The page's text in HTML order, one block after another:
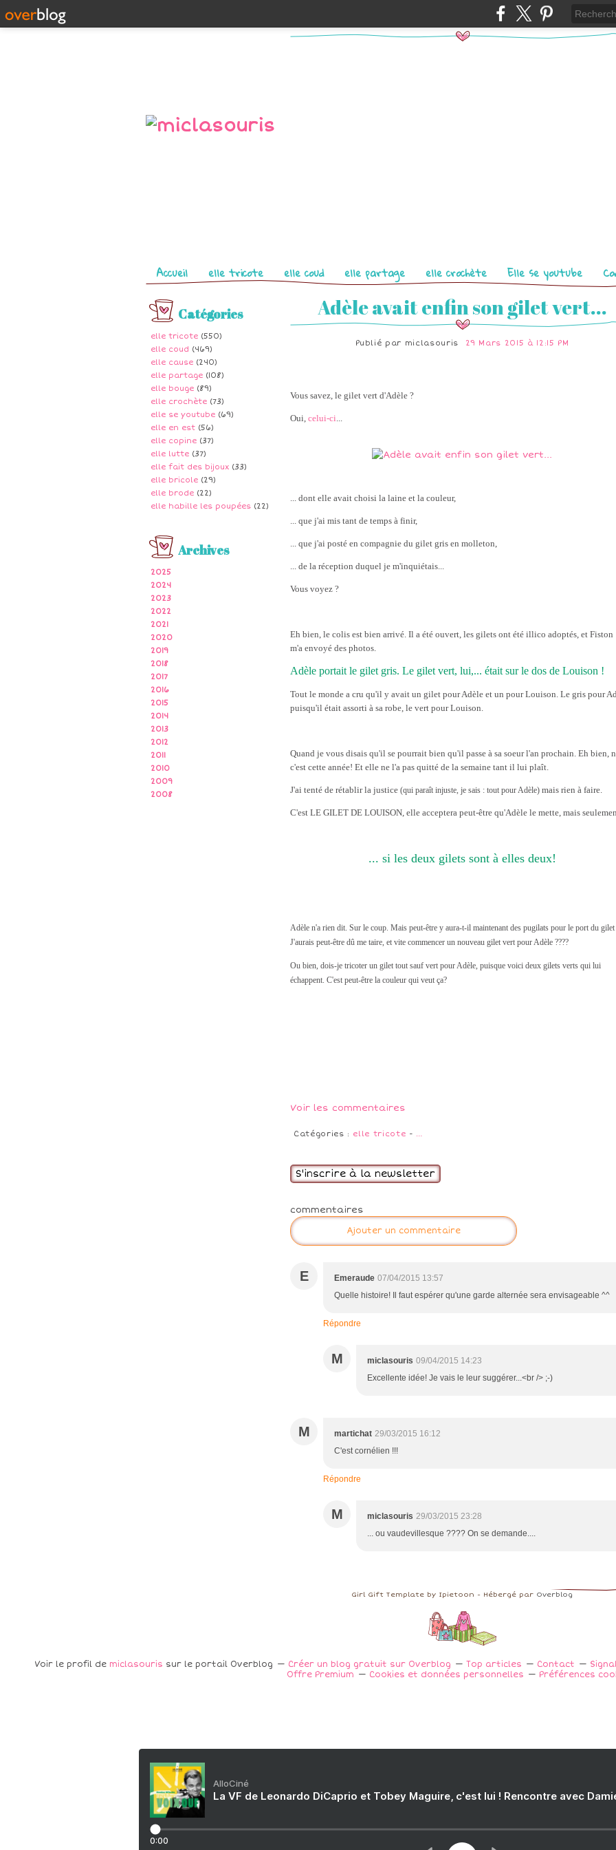
Pages
Accueil elle tricote elle coud elle partage elle crochète Elle se youtube
Catégories
elle tricote (550)
elle coud (469)
elle cause (240)
elle partage (108)
elle bouge (89)
elle crochète (73)
elle se youtube (69)
elle en est (56)
elle copine (37)
elle lutte (37)
elle fait des bijoux (33)
elle bricole (29)
elle brode (22)
elle habille les poupées (22)
Archives
2025
2024
2023
2022
2021
2020
2019
2018
2017
2016
2015
2014
2013
2012
2011
2010
2009
2008
Adèle avait enfin son gilet vert...
Publié par miclasouris 29 Mars 2015 à 12:15 PM
Vous savez, le gilet vert d'Adèle ?
Oui, celui-ci...
... dont elle avait choisi la laine et la couleur,
... que j'ai mis tant de temps à finir,
... que j'ai posté en compagnie du gilet gris en molleton,
... de la réception duquel je m'inquiétais...
Vous voyez ?
Eh bien, le colis est bien arrivé. Il a été ouvert, les gilets ont été illico adoptés, et Fiston
m'a envoyé des photos.
Adèle portait le gilet gris. Le gilet vert, lui,... était sur le dos de Louison !
Tout le monde a cru qu'il y avait un gilet pour Adèle et un pour Louison. Le gris pour
puisqu'il était assorti à sa robe, le vert pour Louison.
Quand je vous disais qu'il se pourrait bien qu'il passe à sa soeur l'an prochain. Eh bien,
c'est cette année! Et elle ne l'a pas quitté de la semaine tant il lui plaît.
J'ai tenté de rétablir la justice (qui paraît injuste, je sais : tout pour Adèle) mais rien à faire.
C'est LE GILET DE LOUISON, elle acceptera peut-être qu'Adèle le mette, mais
... si les deux gilets sont à elles deux!
Adèle n'a rien dit. Sur le coup. Mais peut-être y aura-t-il maintenant des pugilats pour le port du
J'aurais peut-être dû me taire, et vite commencer un nouveau gilet vert pour Adèle ????
Ou bien, dois-je tricoter un gilet tout sauf vert pour Adèle, puisque voici deux gilets verts qui lui
échappent. C'est peut-être la couleur qui veut ça?
Voir les commentaires
Catégories : elle tricote - …
S'inscrire à la newsletter
commentaires
Ajouter un commentaire
E Emeraude 07/04/2015 13:57
Quelle histoire! Il faut espérer qu'une garde alternée sera envisageable ^^
Répondre
M miclasouris 09/04/2015 14:23
Excellente idée! Je vais le leur suggérer...<br /> ;-)
M martichat 29/03/2015 16:12
C'est cornélien !!!
Répondre
M miclasouris 29/03/2015 23:28
... ou vaudevillesque ???? On se demande....
Girl Gift Template by Ipietoon - Hébergé par Overblog
Voir le profil de miclasouris sur le portail Overblog Créer un blog gratuit sur Overblog Top articles Contact
Offre Premium
Cookies et données personnelles Préférences
AlloCiné
La VF de Leonardo DiCaprio et Tobey Maguire, c'est lui ! Rencontre avec
0:00